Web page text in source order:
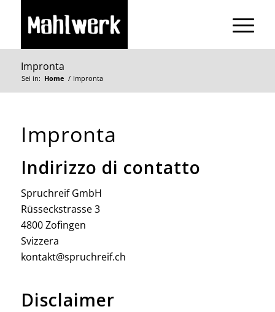
Impronta
Sei in: Home / Impronta
Impronta
Indirizzo di contatto
Spruchreif GmbH
Rüsseckstrasse 3
4800 Zofingen
Svizzera
kontakt@spruchreif.ch
Disclaimer